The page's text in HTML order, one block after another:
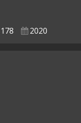
178 2020